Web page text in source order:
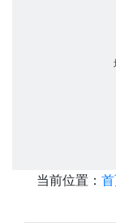
当前位置：